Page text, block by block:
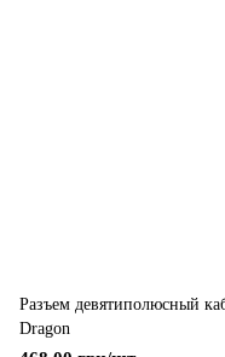
Разъем девятиполюсный
Dragon